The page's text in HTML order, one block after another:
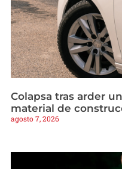
Colapsa tras arder
material de
agosto 7, 2026